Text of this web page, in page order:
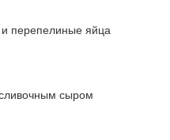
перепелиные яйца
сыром